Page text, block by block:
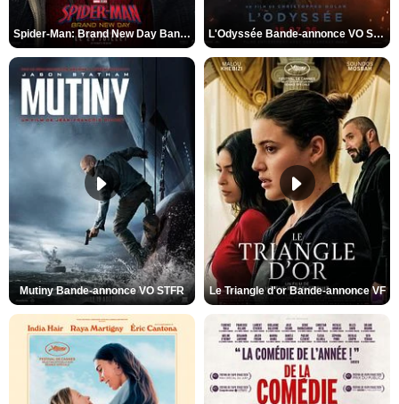
Spider-Man: Brand New Day Bande-annonce VO STFR L'Odyssée Bande-annonce VO STFR
Mutiny Bande-annonce VO STFR Le Triangle d'or Bande-annonce VF